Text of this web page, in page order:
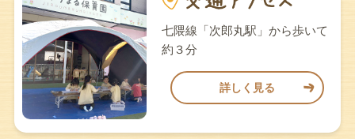
七隈線「次郎丸駅」から歩いて
約３分
詳しく見る